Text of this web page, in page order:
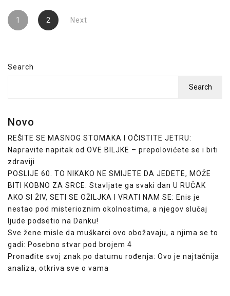
Posts
pagination
1 2 Next
Search
Search
Novo
REŠITE SE MASNOG STOMAKA I OČISTITE JETRU:
Napravite napitak od OVE BILJKE – prepolovićete se i biti
zdraviji
POSLIJE 60. TO NIKAKO NE SMIJETE DA JEDETE, MOŽE
BITI KOBNO ZA SRCE: Stavljate ga svaki dan U RUČAK
AKO SI ŽIV, SETI SE OŽILJKA I VRATI NAM SE: Enis je
nestao pod misterioznim okolnostima, a njegov slučaj
ljude podsetio na Danku!
Sve žene misle da muškarci ovo obožavaju, a njima se to
gadi: Posebno stvar pod brojem 4
Pronađite svoj znak po datumu rođenja: Ovo je najtačnija
analiza, otkriva sve o vama